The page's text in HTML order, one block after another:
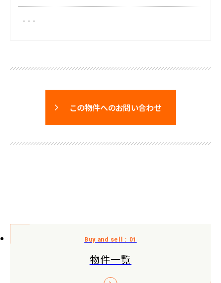
- - -
この物件へのお問い合わせ
物件一覧